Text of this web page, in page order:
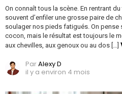
On connaît tous la scène. En rentrant
souvent d’enfiler une grosse paire de
soulager nos pieds fatigués. On
cocon, mais le résultat est toujours le
aux chevilles, aux genoux ou au dos […]
ParAlexy D
il y a environ 4 mois